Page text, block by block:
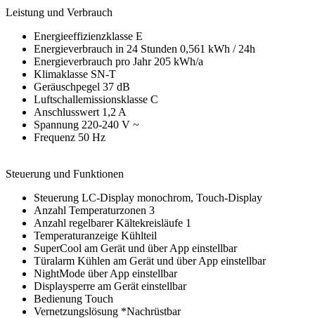
Leistung und Verbrauch
Energieeffizienzklasse E
Energieverbrauch in 24 Stunden 0,561 kWh / 24h
Energieverbrauch pro Jahr 205 kWh/a
Klimaklasse SN-T
Geräuschpegel 37 dB
Luftschallemissionsklasse C
Anschlusswert 1,2 A
Spannung 220-240 V ~
Frequenz 50 Hz
Steuerung und Funktionen
Steuerung LC-Display monochrom, Touch-Display
Anzahl Temperaturzonen 3
Anzahl regelbarer Kältekreisläufe 1
Temperaturanzeige Kühlteil
SuperCool am Gerät und über App einstellbar
Türalarm Kühlen am Gerät und über App einstellbar
NightMode über App einstellbar
Displaysperre am Gerät einstellbar
Bedienung Touch
Vernetzungslösung *Nachrüstbar